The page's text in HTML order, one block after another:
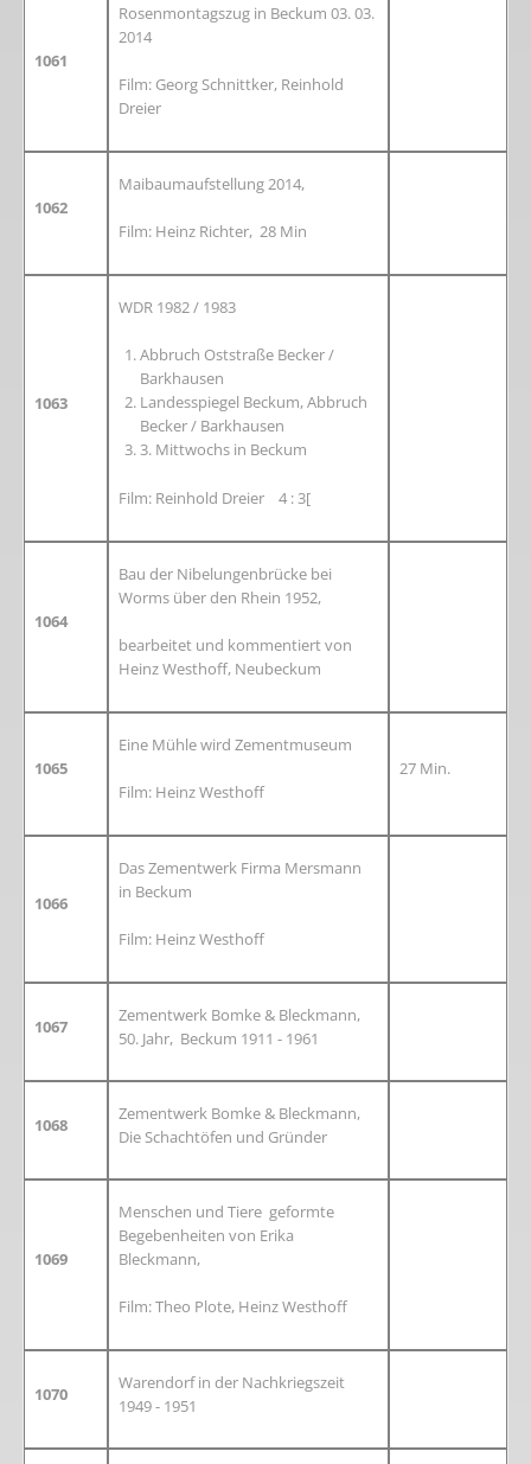
1061
Rosenmontagszug in Beckum 03. 03.
2014
Film: Georg Schnittker, Reinhold
Dreier
1062
Maibaumaufstellung 2014,
Film: Heinz Richter, 28 Min
1063
WDR 1982 / 1983
Abbruch Oststraße Becker /
Barkhausen
Landesspiegel Beckum, Abbruch
Becker / Barkhausen
3. Mittwochs in Beckum
Film: Reinhold Dreier 4 : 3[
1064
Bau der Nibelungenbrücke bei
Worms über den Rhein 1952,
bearbeitet und kommentiert von
Heinz Westhoff, Neubeckum
1065
Eine Mühle wird Zementmuseum
Film: Heinz Westhoff
27 Min.
1066
Das Zementwerk Firma Mersmann
in Beckum
Film: Heinz Westhoff
1067
Zementwerk Bomke & Bleckmann,
50. Jahr, Beckum 1911 - 1961
1068
Zementwerk Bomke & Bleckmann,
Die Schachtöfen und Gründer
1069
Menschen und Tiere geformte
Begebenheiten von Erika
Bleckmann,
Film: Theo Plote, Heinz Westhoff
1070
Warendorf in der Nachkriegszeit
1949 - 1951